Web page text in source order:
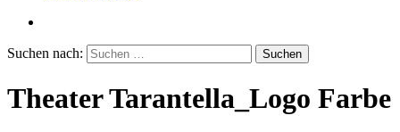
Suchen nach:
Theater Tarantella_Logo Farbe